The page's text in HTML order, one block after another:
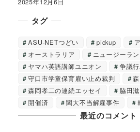
タグ
ASU-NETつどい pickup
オーストラリア
ニュージーラ
ヤマハ英語講師ユニオン
争議
守口市学童保育雇い止め裁判
森岡孝二の連続エッセイ
脇田滋
開催済
関大不当解雇事件
最近のコメント